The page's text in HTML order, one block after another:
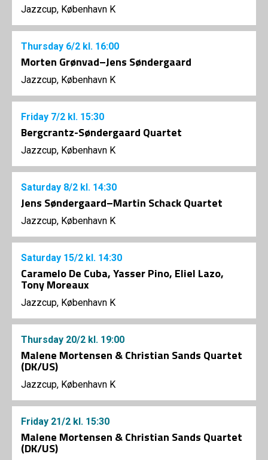
Jazzcup, København K
Thursday 6/2 kl. 16:00
Morten Grønvad–Jens Søndergaard
Jazzcup, København K
Friday 7/2 kl. 15:30
Bergcrantz-Søndergaard Quartet
Jazzcup, København K
Saturday 8/2 kl. 14:30
Jens Søndergaard–Martin Schack Quartet
Jazzcup, København K
Saturday 15/2 kl. 14:30
Caramelo De Cuba, Yasser Pino, Eliel Lazo,
Tony Moreaux
Jazzcup, København K
Thursday 20/2 kl. 19:00
Malene Mortensen & Christian Sands Quartet
(DK/US)
Jazzcup, København K
Friday 21/2 kl. 15:30
Malene Mortensen & Christian Sands Quartet
(DK/US)